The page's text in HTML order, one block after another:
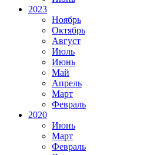
2023
Ноябрь
Октябрь
Август
Июль
Июнь
Май
Апрель
Март
Февраль
2020
Июнь
Март
Февраль